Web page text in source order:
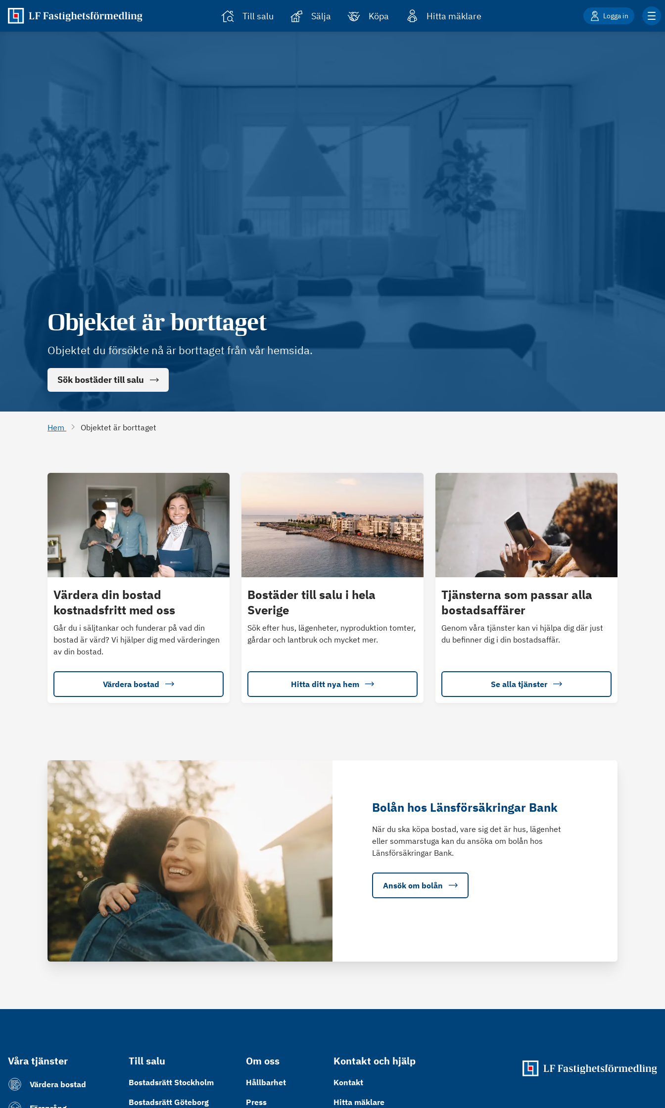
Till salu Sälja Köpa Hitta mäklare Logga in
Objektet är borttaget
Objektet du försökte nå är borttaget från vår hemsida.
Sök bostäder till salu
Hem Objektet är borttaget
Värdera din bostad
kostnadsfritt med oss
Går du i säljtankar och funderar på vad din
bostad är värd? Vi hjälper dig med värderingen
av din bostad.
Värdera bostad
Bostäder till salu i hela
Sverige
Sök efter hus, lägenheter, nyproduktion tomter,
gårdar och lantbruk och mycket mer.
Hitta ditt nya hem
Tjänsterna som passar alla
bostadsaffärer
Genom våra tjänster kan vi hjälpa dig där just
du befinner dig i din bostadsaffär.
Se alla tjänster
Bolån hos Länsförsäkringar Bank
När du ska köpa bostad, vare sig det är hus, lägenhet
eller sommarstuga kan du ansöka om bolån hos
Länsförsäkringar Bank.
Ansök om bolån
Våra tjänster
Värdera bostad
Till salu
Bostadsrätt Stockholm
Bostadsrätt Göteborg
Om oss
Hållbarhet
Press
Kontakt och hjälp
Kontakt
Hitta mäklare